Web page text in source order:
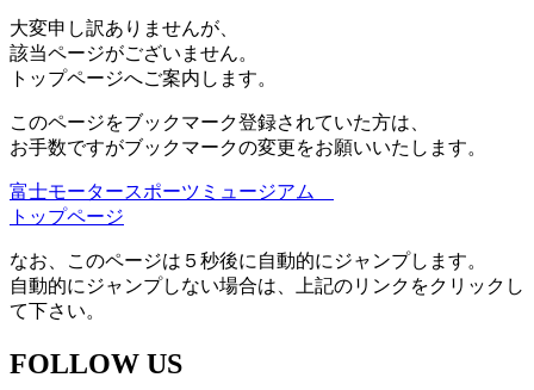
大変申し訳ありませんが、
該当ページがございません。
トップページへご案内します。
このページをブックマーク登録されていた方は、
お手数ですがブックマークの変更をお願いいたします。
富士モータースポーツミュージアム
トップページ
なお、このページは５秒後に自動的にジャンプします。
自動的にジャンプしない場合は、上記のリンクをクリックし
て下さい。
FOLLOW US